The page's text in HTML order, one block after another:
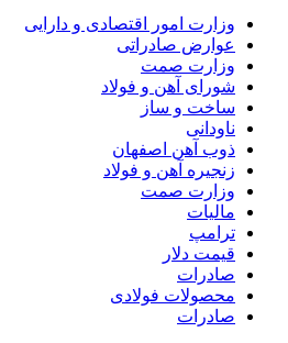
وزارت امور اقتصادی و دارایی
عوارض صادراتی
وزارت صمت
شورای آهن و فولاد
ساخت و ساز
ناودانی
ذوب آهن اصفهان
زنجیره آهن و فولاد
وزارت صمت
مالیات
ترامپ
قیمت دلار
صادرات
محصولات فولادی
صادرات